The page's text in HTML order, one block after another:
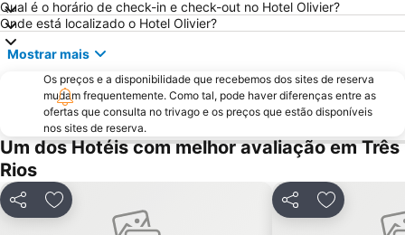
Qual é o horário de check-in e check-out no Hotel Olivier?
Onde está localizado o Hotel Olivier?
Mostrar mais
Os preços e a disponibilidade que recebemos dos sites de reserva
mudam frequentemente. Como tal, pode haver diferenças entre as
ofertas que consulta no trivago e os preços que estão disponíveis
nos sites de reserva.
Um dos Hotéis com melhor avaliação em Três
Rios
PartilharAdicionar aos favoritos PartilharAdicionar